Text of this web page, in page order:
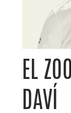
EL
DAVÍ